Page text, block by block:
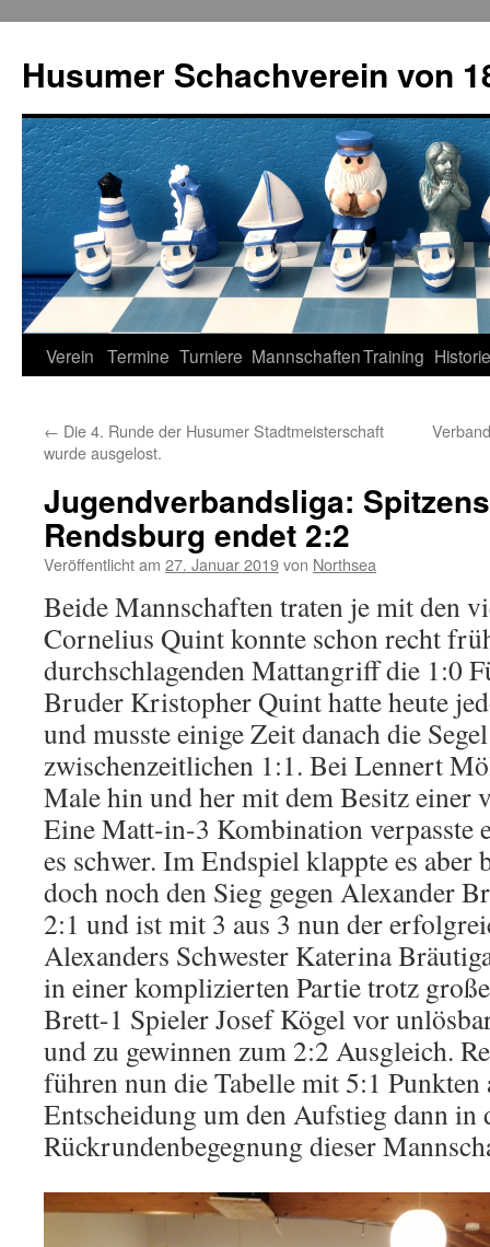
springen
Husumer Schachverein von
Verein Termine Turniere MannschaftenTraining Historie
← Die 4. Runde der Husumer Stadtmeisterschaft
wurde ausgelost.
Jugendverbandsliga:
Rendsburg endet 2:2
Veröffentlicht am 27. Januar 2019von Northsea
Beide Mannschaften traten je mit den
Cornelius Quint konnte schon recht
durchschlagenden Mattangriff die 1:0
Bruder Kristopher Quint hatte heute
und musste einige Zeit danach die
zwischenzeitlichen 1:1. Bei Lennert
Male hin und her mit dem Besitz einer
Eine Matt-in-3 Kombination verpasste
es schwer. Im Endspiel klappte es aber
doch noch den Sieg gegen Alexander
2:1 und ist mit 3 aus 3 nun der
Alexanders Schwester Katerina
in einer komplizierten Partie trotz
Brett-1 Spieler Josef Kögel vor
und zu gewinnen zum 2:2 Ausgleich.
führen nun die Tabelle mit 5:1
Entscheidung um den Aufstieg dann in
Rückrundenbegegnung dieser